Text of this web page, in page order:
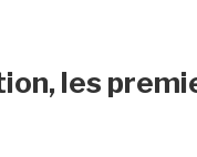
les